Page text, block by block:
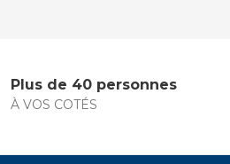
Plus de 40 personnes
À VOS COTÉS